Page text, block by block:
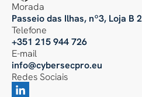
Morada
Passeio das Ilhas, nº3, Loja B
Telefone
+351 215 944 726
E-mail
info@cybersecpro.eu
Redes Sociais